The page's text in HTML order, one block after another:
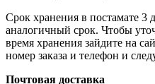
Срок хранения в постамате
аналогичный срок. Чтобы
время хранения зайдите на
номер заказа и телефон и
Почтовая доставка